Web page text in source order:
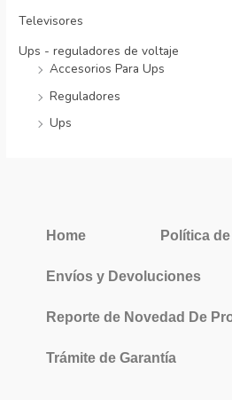
Televisores
Ups - reguladores de voltaje
Accesorios Para Ups
Reguladores
Ups
Home Política
Envíos y Devoluciones
Reporte de Novedad De
Trámite de Garantía